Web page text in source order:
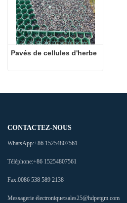
Pavés de cellules d'herbe
CONTACTEZ-NOUS
WhatsApp:+86 15254807561
Téléphone:+86 15254807561
Fax:0086 538 589 2138
Messagerie électronique:sales25@hdpetgm.com